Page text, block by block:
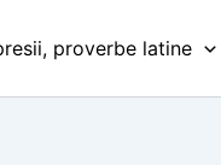
proverbe latine